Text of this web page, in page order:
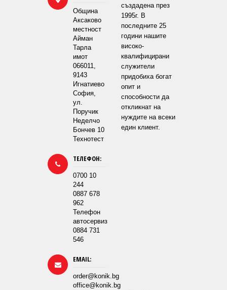
Община
Аксаково
местност
Айман
Тарла
имот
066011,
9143
Игнатиево
София,
ул.
Поручик
Неделчо
Бончев 10
Технотест
ТЕЛЕФОН:
0700 10
244
0887 678
962
Телефон
автосервиз
0884 731
546
EMAIL:
order@konik.bg
office@konik.bg
създадена през
1995г. В
последните 25
години нашите
високо-
квалифицирани
служители
придобиха богат
опит и
способности да
откликнат на
нуждите на всеки
един клиент.